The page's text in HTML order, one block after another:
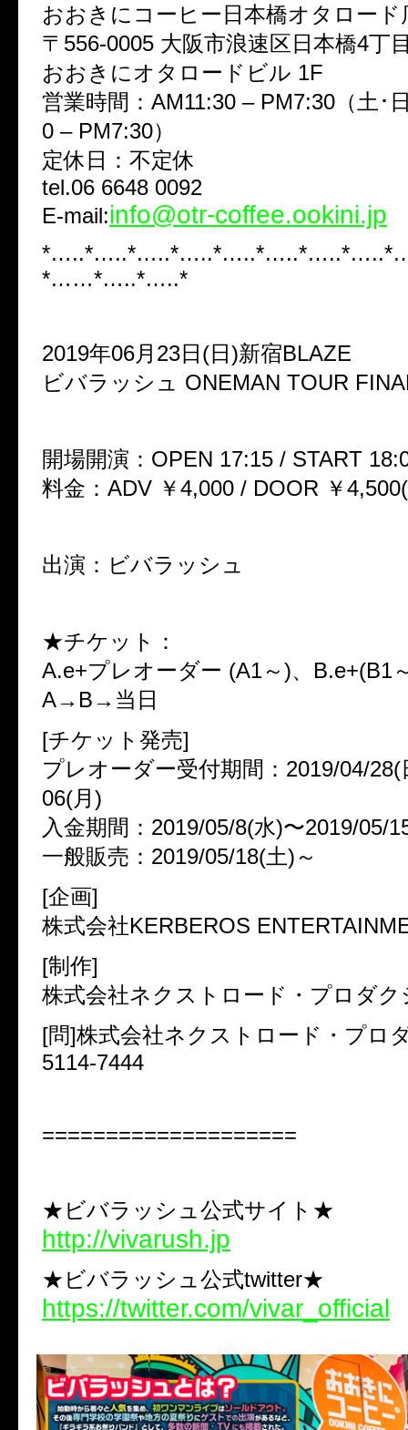
おおきにコーヒー日本橋オタロード
〒556-0005 大阪市浪速区日本橋4丁
おおきにオタロードビル 1F
営業時間：AM11:30 – PM7:30（土･
0 – PM7:30）
定休日：不定休
tel.06 6648 0092
E-mail:info@otr-coffee.ookini.jp
*……*…..*…..*
2019年06月23日(日)新宿BLAZE
ビバラッシュ ONEMAN TOUR
開場開演：OPEN 17:15 / START
料金：ADV ￥4,000 / DOOR ￥
出演：ビバラッシュ
★チケット：
A.e+プレオーダー (A1～)、
A→B→当日
[チケット発売]
プレオーダー受付期間：2019/04/28(
06(月)
入金期間：2019/05/8(水)〜2019/05/
一般販売：2019/05/18(土)～
[企画]
株式会社KERBEROS
[制作]
株式会社ネクストロード・プロダク
[問]株式会社ネクストロード・プロ
5114-7444
====================
★ビバラッシュ公式サイト★
http://vivarush.jp
★ビバラッシュ公式twitter★
https://twitter.com/vivar_official